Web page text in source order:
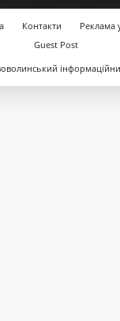
Контакти
Реклама
Guest Post